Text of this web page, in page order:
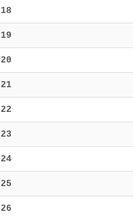
18
19
20
21
22
23
24
25
26